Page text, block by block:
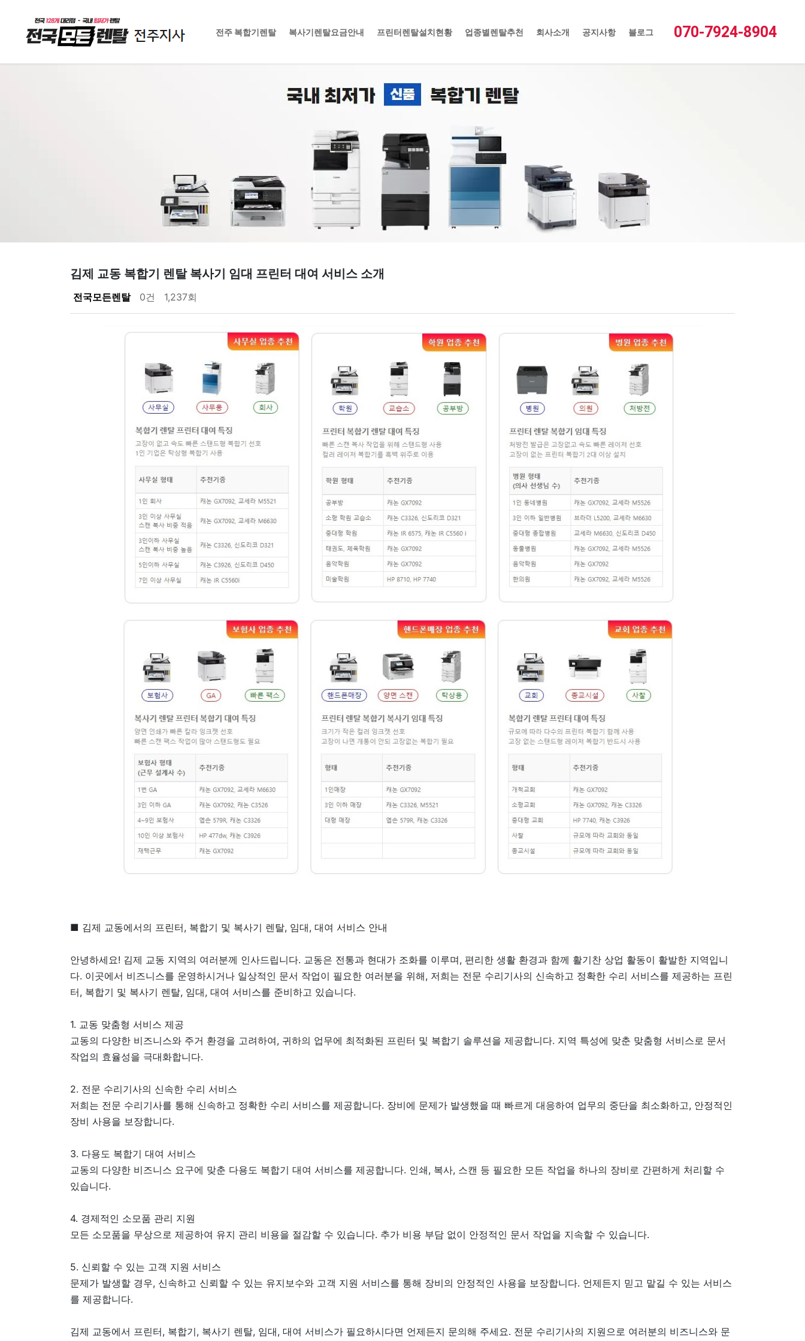
전주 복합기렌탈 복사기렌탈요금안내 프린터렌탈설치현황 업종별렌탈추천 회사소개 공지사항 블로그 070-7924-8904
김제 교동 복합기 렌탈 복사기 임대 프린터 대여 서비스 소개
전국모든렌탈 0건 1,237회
■ 김제 교동에서의 프린터, 복합기 및 복사기 렌탈, 임대, 대여 서비스 안내
안녕하세요! 김제 교동 지역의 여러분께 인사드립니다. 교동은 전통과 현대가 조화를 이루며, 편리한 생활 환경과 함께 활기찬 상업 활동이 활발한 지역입니
다. 이곳에서 비즈니스를 운영하시거나 일상적인 문서 작업이 필요한 여러분을 위해, 저희는 전문 수리기사의 신속하고 정확한 수리 서비스를 제공하는 프린
터, 복합기 및 복사기 렌탈, 임대, 대여 서비스를 준비하고 있습니다.
1. 교동 맞춤형 서비스 제공
교동의 다양한 비즈니스와 주거 환경을 고려하여, 귀하의 업무에 최적화된 프린터 및 복합기 솔루션을 제공합니다. 지역 특성에 맞춘 맞춤형 서비스로 문서
작업의 효율성을 극대화합니다.
2. 전문 수리기사의 신속한 수리 서비스
저희는 전문 수리기사를 통해 신속하고 정확한 수리 서비스를 제공합니다. 장비에 문제가 발생했을 때 빠르게 대응하여 업무의 중단을 최소화하고, 안정적인
장비 사용을 보장합니다.
3. 다용도 복합기 대여 서비스
교동의 다양한 비즈니스 요구에 맞춘 다용도 복합기 대여 서비스를 제공합니다. 인쇄, 복사, 스캔 등 필요한 모든 작업을 하나의 장비로 간편하게 처리할 수
있습니다.
4. 경제적인 소모품 관리 지원
모든 소모품을 무상으로 제공하여 유지 관리 비용을 절감할 수 있습니다. 추가 비용 부담 없이 안정적인 문서 작업을 지속할 수 있습니다.
5. 신뢰할 수 있는 고객 지원 서비스
문제가 발생할 경우, 신속하고 신뢰할 수 있는 유지보수와 고객 지원 서비스를 통해 장비의 안정적인 사용을 보장합니다. 언제든지 믿고 맡길 수 있는 서비스
를 제공합니다.
김제 교동에서 프린터, 복합기, 복사기 렌탈, 임대, 대여 서비스가 필요하시다면 언제든지 문의해 주세요. 전문 수리기사의 지원으로 여러분의 비즈니스와 문